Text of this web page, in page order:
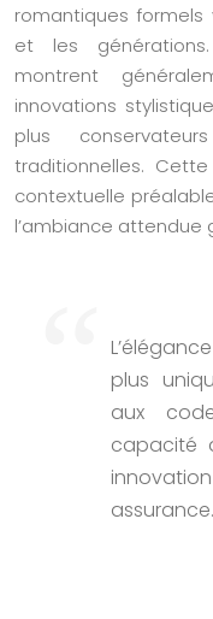
romantiques
et les
montrent
innovations
plus
traditionnelles.
contextuelle
l’ambiance attendue
plus
aux
capacité
assurance.